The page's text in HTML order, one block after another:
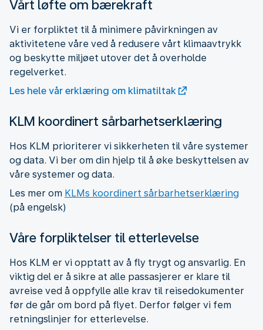
Vårt løfte om bærekraft
Vi er forpliktet til å minimere påvirkningen av
aktivitetene våre ved å redusere vårt klimaavtrykk
og beskytte miljøet utover det å overholde
regelverket.
Les hele vår erklæring om klimatiltak
KLM koordinert sårbarhetserklæring
Hos KLM prioriterer vi sikkerheten til våre systemer
og data. Vi ber om din hjelp til å øke beskyttelsen av
våre systemer og data.
Les mer om KLMs koordinert sårbarhetserklæring
(på engelsk)
Våre forpliktelser til etterlevelse
Hos KLM er vi opptatt av å fly trygt og ansvarlig. En
viktig del er å sikre at alle passasjerer er klare til
avreise ved å oppfylle alle krav til reisedokumenter
før de går om bord på flyet. Derfor følger vi fem
retningslinjer for etterlevelse.